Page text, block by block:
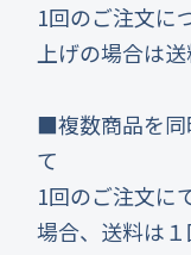
1回のご注文に
上げの場合は送
■複数商品を同
て
1回のご注文に
場合、送料は１